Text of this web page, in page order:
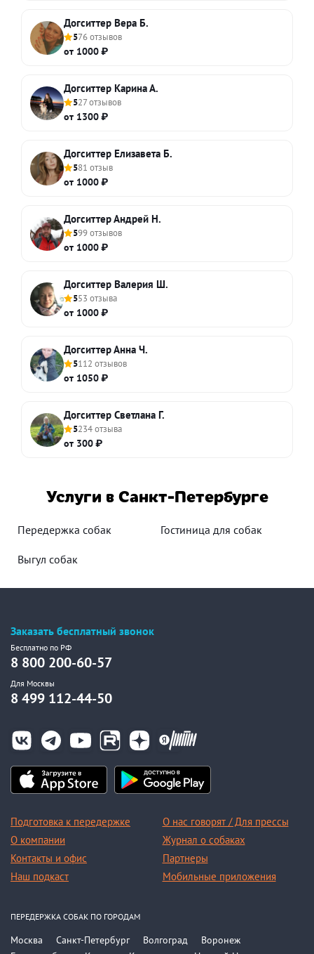
Догситтер Вера Б.
576 отзывов
от 1000 ₽
Догситтер Карина А.
527 отзывов
от 1300 ₽
Догситтер Елизавета Б.
581 отзыв
от 1000 ₽
Догситтер Андрей Н.
599 отзывов
от 1000 ₽
Догситтер Валерия Ш.
553 отзыва
от 1000 ₽
Догситтер Анна Ч.
5112 отзывов
от 1050 ₽
Догситтер Светлана Г.
5234 отзыва
от 300 ₽
Услуги в Санкт-Петербурге
Передержка собак Гостиница для собак
Выгул собак
Заказать бесплатный звонок
Бесплатно по РФ
8 800 200-60-57
Для Москвы
8 499 112-44-50
Подготовка к передержке
О компании
Контакты и офис
Наш подкаст
О нас говорят / Для прессы
Журнал о собаках
Партнеры
Мобильные приложения
ПЕРЕДЕРЖКА СОБАК ПО ГОРОДАМ
Москва Санкт-Петербург Волгоград
Воронеж